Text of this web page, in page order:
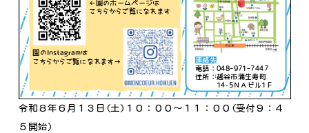
令和８年６月１３日(土)１０：００～１１：００(受付９：４
５開始)